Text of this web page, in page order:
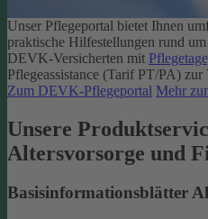
Unser Pflegeportal bietet Ihnen
praktische Hilfestellungen rund
DEVK-Versicherten mit
Pflegeassistance (Tarif PT/PA) zur
Zum DEVK-Pflegeportal Mehr
Unsere
Altersvorsorge und
Basisinformationsblätter